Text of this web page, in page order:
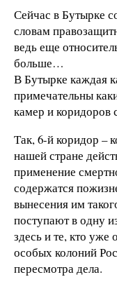
Сейчас в Бутырке
словам
ведь еще
больше…
В Бутырке каждая
примечательны
камер и коридоров
Так, 6-й коридор –
нашей стране
применение
содержатся
вынесения им
поступают в одну
здесь и те, кто уже
особых колоний
пересмотра дела.